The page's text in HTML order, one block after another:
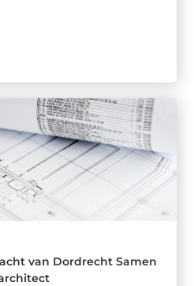
van Dordrecht Samen